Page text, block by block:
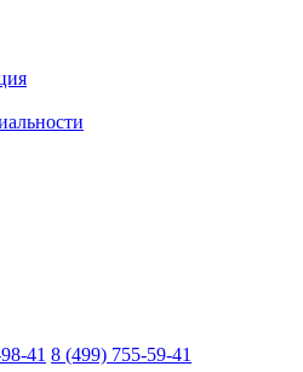
41 8 (499) 755-59-41